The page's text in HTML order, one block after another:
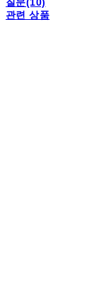
관련 상품